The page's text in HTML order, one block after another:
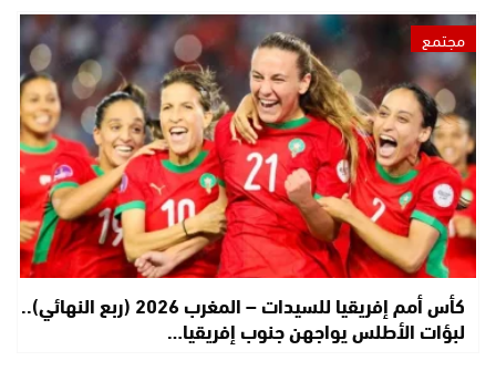
مجتمع
كأس أمم إفريقيا للسيدات – المغرب 2026 (ربع النهائي)..
لبؤات الأطلس يواجهن جنوب إفريقيا…